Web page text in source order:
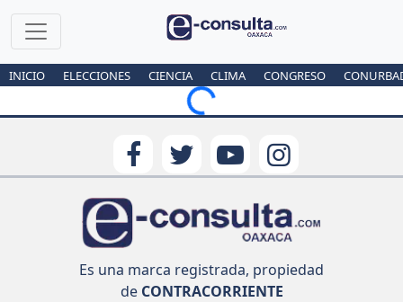
INICIO ELECCIONES CIENCIA CLIMA CONGRESO
Loading...
Es una marca registrada, propiedad
deCONTRACORRIENTE